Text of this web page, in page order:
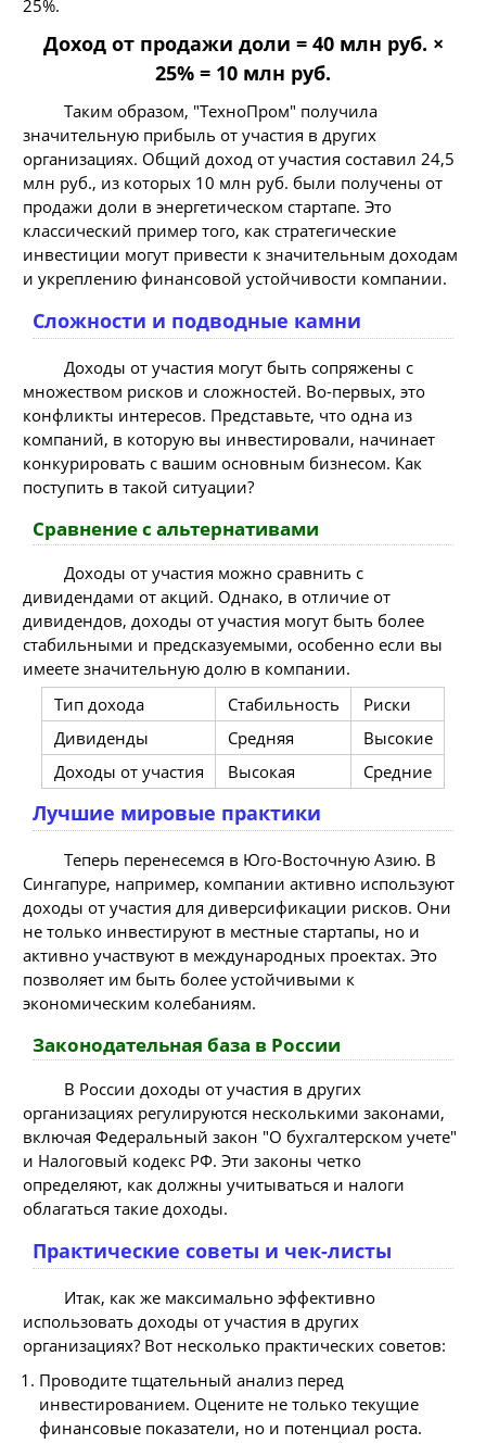
25%.
Доход от продажи доли = 40 млн руб. ×
25% = 10 млн руб.
Таким образом, "ТехноПром" получила
значительную прибыль от участия в других
организациях. Общий доход от участия составил 24,5
млн руб., из которых 10 млн руб. были получены от
продажи доли в энергетическом стартапе. Это
классический пример того, как стратегические
инвестиции могут привести к значительным доходам
и укреплению финансовой устойчивости компании.
Сложности и подводные камни
Доходы от участия могут быть сопряжены с
множеством рисков и сложностей. Во-первых, это
конфликты интересов. Представьте, что одна из
компаний, в которую вы инвестировали, начинает
конкурировать с вашим основным бизнесом. Как
поступить в такой ситуации?
Сравнение с альтернативами
Доходы от участия можно сравнить с
дивидендами от акций. Однако, в отличие от
дивидендов, доходы от участия могут быть более
стабильными и предсказуемыми, особенно если вы
имеете значительную долю в компании.
Тип дохода
Стабильность
Риски
Дивиденды
Средняя
Высокие
Доходы от участия
Высокая Средние
Лучшие мировые практики
Теперь перенесемся в Юго-Восточную Азию. В
Сингапуре, например, компании активно используют
доходы от участия для диверсификации рисков. Они
не только инвестируют в местные стартапы, но и
активно участвуют в международных проектах. Это
позволяет им быть более устойчивыми к
экономическим колебаниям.
Законодательная база в России
В России доходы от участия в других
организациях регулируются несколькими законами,
включая Федеральный закон "О бухгалтерском учете"
и Налоговый кодекс РФ. Эти законы четко
определяют, как должны учитываться и налоги
облагаться такие доходы.
Практические советы и чек-листы
Итак, как же максимально эффективно
использовать доходы от участия в других
организациях? Вот несколько практических советов:
Проводите тщательный анализ перед
инвестированием. Оцените не только текущие
финансовые показатели, но и потенциал роста.